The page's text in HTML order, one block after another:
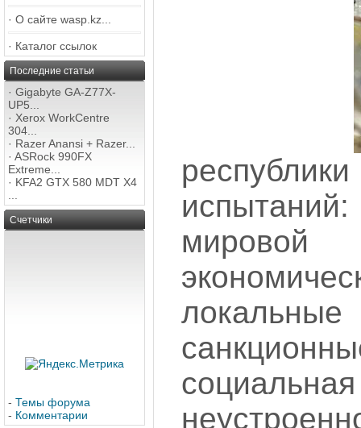
· О сайте wasp.kz...
· Каталог ссылок
Последние статьи
· Gigabyte GA-Z77X-
UP5...
· Xerox WorkCentre
304...
· Razer Anansi + Razer...
· ASRock 990FX
Extreme...
· KFA2 GTX 580 MDT X4
Счетчики
- Темы форума
- Комментарии
социальная